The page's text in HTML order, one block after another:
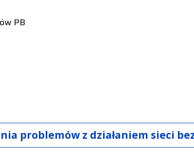
PB
problemów z działaniem sieci